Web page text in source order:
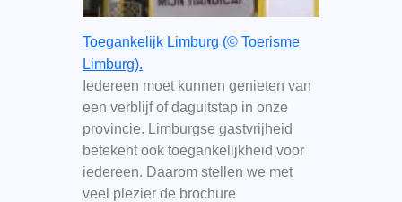
Toegankelijk Limburg (© Toerisme
Limburg).
Iedereen moet kunnen genieten van
een verblijf of daguitstap in onze
provincie. Limburgse gastvrijheid
betekent ook toegankelijkheid voor
iedereen. Daarom stellen we met
veel plezier de brochure